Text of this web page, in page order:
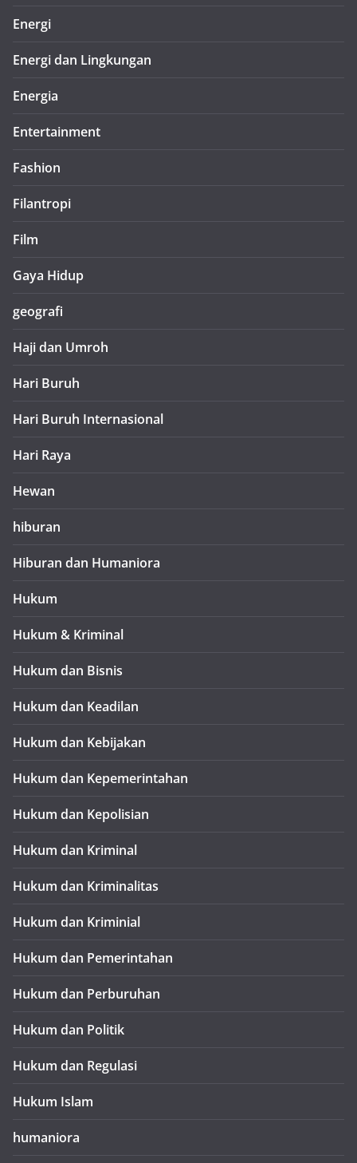
Energi
Energi dan Lingkungan
Energia
Entertainment
Fashion
Filantropi
Film
Gaya Hidup
geografi
Haji dan Umroh
Hari Buruh
Hari Buruh Internasional
Hari Raya
Hewan
hiburan
Hiburan dan Humaniora
Hukum
Hukum & Kriminal
Hukum dan Bisnis
Hukum dan Keadilan
Hukum dan Kebijakan
Hukum dan Kepemerintahan
Hukum dan Kepolisian
Hukum dan Kriminal
Hukum dan Kriminalitas
Hukum dan Kriminial
Hukum dan Pemerintahan
Hukum dan Perburuhan
Hukum dan Politik
Hukum dan Regulasi
Hukum Islam
humaniora